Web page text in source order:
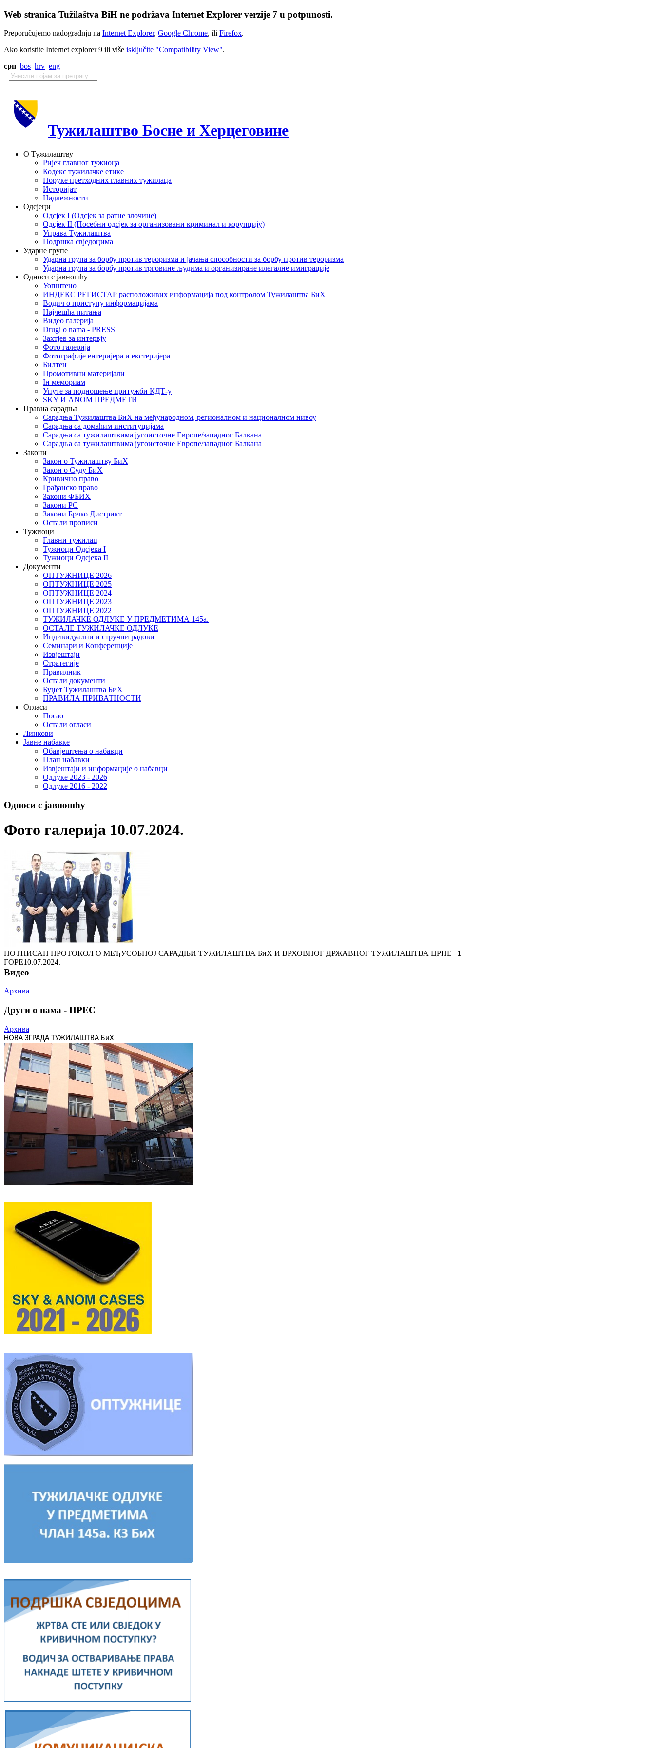
Web stranica Tužilaštva BiH ne podržava Internet Explorer verzije 7 u potpunosti.
Preporučujemo nadogradnju na Internet Explorer, Google Chrome, ili Firefox.
Ako koristite Internet explorer 9 ili više isključite "Compatibility View".
срп bos hrv eng
Тужилаштво Босне и Херцеговине
О Тужилаштву
Ријеч главног тужиоца
Кодекс тужилачке етике
Поруке претходних главних тужилаца
Историјат
Надлежности
Одсјеци
Одсјек I (Одсјек за ратне злочине)
Одсјек II (Посебни одсјек за организовани криминал и корупцију)
Управа Тужилаштва
Подршка свједоцима
Ударне групе
Ударна група за борбу против тероризма и јачања способности за борбу против тероризма
Ударна група за борбу против трговине људима и организиране илегалне имиграције
Односи с јавношћу
Уопштено
ИНДЕКС РЕГИСТАР расположивих информација под контролом Тужилаштва БиХ
Водич о приступу информацијама
Најчешћа питања
Видео галерија
Drugi o nama - PRESS
Захтјев за интервју
Фото галерија
Фотографије ентеријера и екстеријера
Билтен
Промотивни материјали
Iн мемориам
Упуте за подношење притужби КДТ-у
SKY И ANOM ПРЕДМЕТИ
Правна сарадња
Сарадња Тужилаштва БиХ на међународном, регионалном и националном нивоу
Сарадња са домаћим институцијама
Сарадња са тужилаштвима југоисточне Европе/западног Балкана
Сарадња са тужилаштвима југоисточне Европе/западног Балкана
Закони
Закон о Тужилаштву БиХ
Закон о Суду БиХ
Кривично право
Грађанско право
Закони ФБИХ
Закони РС
Закони Брчко Дистрикт
Остали прописи
Тужиоци
Главни тужилац
Тужиоци Oдсјекa I
Тужиоци Oдсјекa II
Документи
ОПТУЖНИЦЕ 2026
ОПТУЖНИЦЕ 2025
ОПТУЖНИЦЕ 2024
ОПТУЖНИЦЕ 2023
ОПТУЖНИЦЕ 2022
ТУЖИЛАЧКЕ ОДЛУКЕ У ПРЕДМЕТИМА 145а.
ОСТАЛЕ ТУЖИЛАЧКЕ ОДЛУКЕ
Индивидуални и стручни радови
Семинари и Конференције
Извјештаји
Стратегије
Правилник
Остали документи
Буџет Тужилаштва БиХ
ПРАВИЛА ПРИВАТНОСТИ
Огласи
Посао
Остали огласи
Линкови
Јавне набавке
Обавјештења о набавци
План набавки
Извјештаји и информације о набавци
Одлуке 2023 - 2026
Одлуке 2016 - 2022
Односи с јавношћу
Фото галерија 10.07.2024.
ПОТПИСАН ПРОТОКОЛ О МЕЂУСОБНОЈ САРАДЊИ ТУЖИЛАШТВА БиХ И ВРХОВНОГ ДРЖАВНОГ ТУЖИЛАШТВА ЦРНЕ
ГОРЕ10.07.2024.
1
Видео
Архива
Други о нама - ПРЕС
Архива
НОВА ЗГРАДА ТУЖИЛАШТВА БиХ